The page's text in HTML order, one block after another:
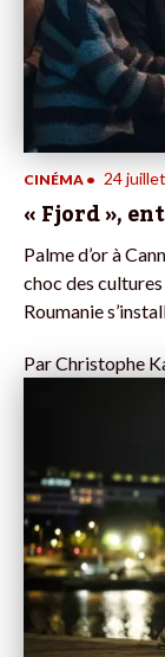
CINÉMA • 24
« Fjord »,
Palme d’or à
choc des
Roumanie
ParChristophe